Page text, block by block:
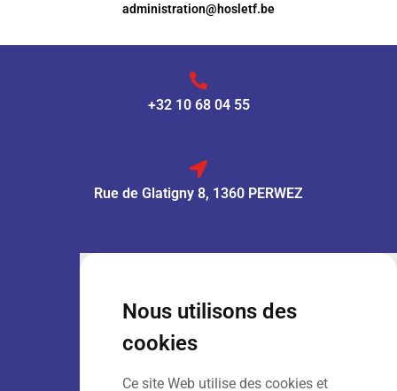
Nous utilisons des
cookies
Ce site Web utilise des cookies et
administration@hosletf.be
+32 10 68 04 55
Rue de Glatigny 8, 1360 PERWEZ
: 9h00 – 13h00
Dim: Fermé
LOCATION :